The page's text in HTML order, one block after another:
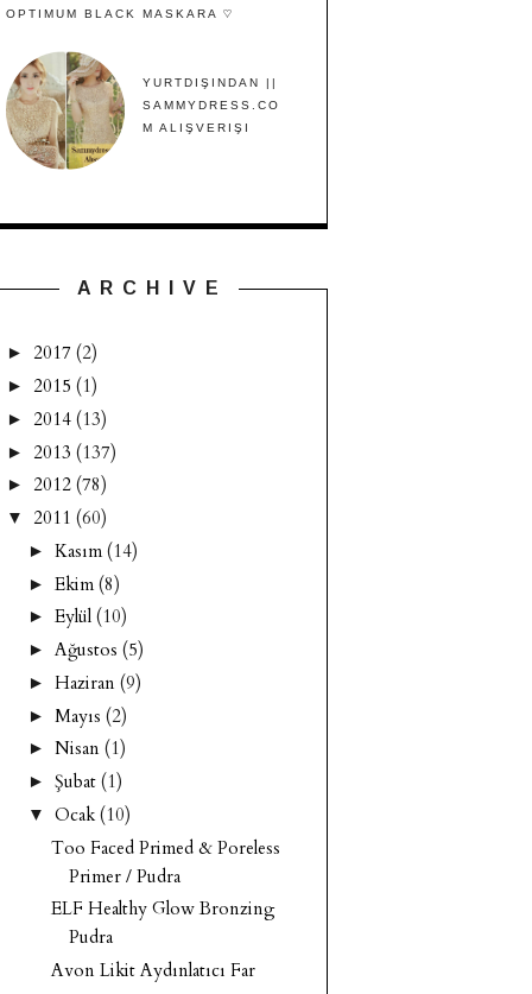
OPTIMUM BLACK MASKARA ♡
YURTDIŞINDAN ||
SAMMYDRESS.CO
M ALIŞVERIŞI
A R C H I V E
► 2017 (2)
► 2015 (1)
► 2014 (13)
► 2013 (137)
► 2012 (78)
▼ 2011 (60)
► Kasım (14)
► Ekim (8)
► Eylül (10)
► Ağustos (5)
► Haziran (9)
► Mayıs (2)
► Nisan (1)
► Şubat (1)
▼ Ocak (10)
Too Faced Primed & Poreless
Primer / Pudra
ELF Healthy Glow Bronzing
Pudra
Avon Likit Aydınlatıcı Far